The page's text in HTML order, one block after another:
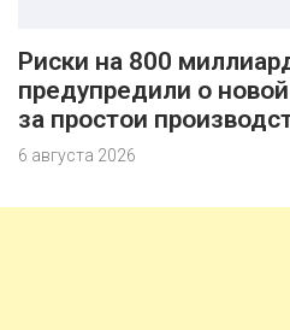
Риски на 800
предупредили о
за простои
6 августа 2026